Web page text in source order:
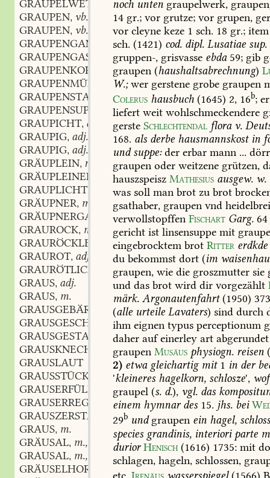
GRAUPELWETTER
,n.
GRAUPEN, vb.
GRAUPEN, vb.
GRAUPENGANG
m.
GRAUPENGASSE
f.
GRAUPENKORN
GRAUPENMÜHLE
f.
GRAUPENSTAMPFE,f.
GRAUPENSUPPE
GRAUPICHT, adj.
GRAUPIG, adj.
GRAUPIG, adj.
GRÄUPLEIN, n.
GRÄUPLEINERZ
GRAUPLICHT,
GRÄUPNER, m.
GRÄUPNERGASSE
,f.
GRAUROCK, m.
GRAURÖCKLEIN
n.
GRAUROT, adj.
GRAURÖTLICH
adj.
GRAUS, adj.
GRAUS, m.
GRAUSGEBÄRDE
GRAUSGESCHICHTE
GRAUSGESTALT
GRAUSKNECHT
GRAUSLAUT
GRAUSSTÜCK
GRAUSERFÜLLT
GRAUSERREGEND
GRAUSZERSTAMPFT
GRAUS, m.
GRÄUSAL, m., n.
GRAUSAL, m., n.
GRÄUSELHORN
noch unten graupelwerk,
14 gr.; vor grutze; vor grupen,
vor cleyne keze 1 sch. 18 gr.; item
sch. (1421) cod. dipl. Lusatiae sup.
gruppen-, grisvasse ebda59; gib
graupen (haushaltsabrechnung)
W.;wer gerstene grobe graupen
Colerus hausbuch (1645) 2, 16b; er
liefert weit wohlschmeckendere
gerste Schlechtendal florav.
168. als derbe hausmannskostin
undsuppe:der erbar mann ...
graupen oder weitzene grützen,
hauszspeisz Mathesius ausgew. w.
was soll man brot zu brot
gsathaber, graupen vnd
verwollstopffen Fischart Garg. 64
gericht ist linsensuppe mit
eingebrocktem brot Ritter erdkde
du bekommst dort (im
graupen, wie die groszmutter sie
und das brot wird dir vorgezählt
märk. Argonautenfahrt (1950)
(alle urteile Lavaters) sind durch
ihm eignen typus perceptionum
daher aufeinerley art abgerundet
graupen Musäus physiogn. reisen
2) etwagleichartigmit1 in der
'kleineres hagelkorn, schlosze',
graupel (s. d.), vgl. das
einem hymnardes 15. jhs. bei
29b undgraupen ein hagel,
species grandinis, interioriparte
durior Henisch (1616) 1735: mit
schlagen, hageln, schlossen,